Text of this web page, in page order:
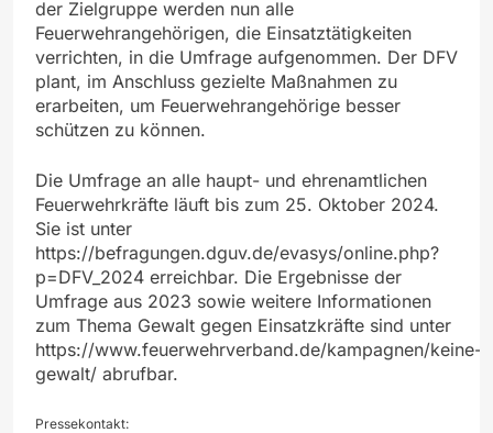
der Zielgruppe werden nun alle
Feuerwehrangehörigen, die Einsatztätigkeiten
verrichten, in die Umfrage aufgenommen. Der DFV
plant, im Anschluss gezielte Maßnahmen zu
erarbeiten, um Feuerwehrangehörige besser
schützen zu können.
Die Umfrage an alle haupt- und ehrenamtlichen
Feuerwehrkräfte läuft bis zum 25. Oktober 2024.
Sie ist unter
https://befragungen.dguv.de/evasys/online.php?
p=DFV_2024 erreichbar. Die Ergebnisse der
Umfrage aus 2023 sowie weitere Informationen
zum Thema Gewalt gegen Einsatzkräfte sind unter
https://www.feuerwehrverband.de/kampagnen/keine-
gewalt/ abrufbar.
Pressekontakt: